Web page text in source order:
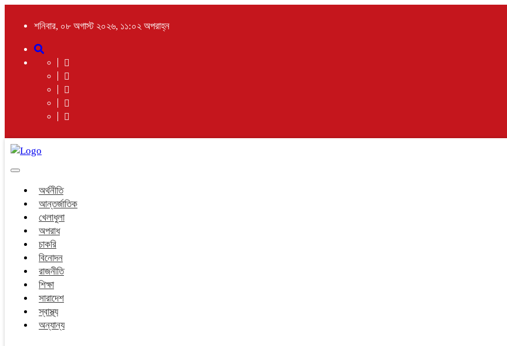
শনিবার, ০৮ অগাস্ট ২০২৬, ১১:০২ অপরাহ্ন
Toggle
অর্থনীতি
আন্তর্জাতিক
খেলাধুলা
অপরাধ
চাকরি
বিনোদন
রাজনীতি
শিক্ষা
সারাদেশ
স্বাস্থ্য
অন্যান্য